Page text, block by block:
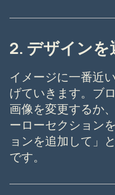
2. デザイン
イメージに一番近
げていきます。ブ
画像を変更するか
ーローセクション
ョンを追加して」
です。